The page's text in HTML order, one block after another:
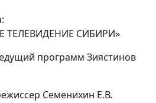
СИБИРИ»
программ Зиястинов
Семенихин Е.В.